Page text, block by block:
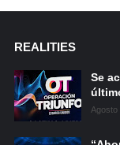
REALITIES
Se
Agosto